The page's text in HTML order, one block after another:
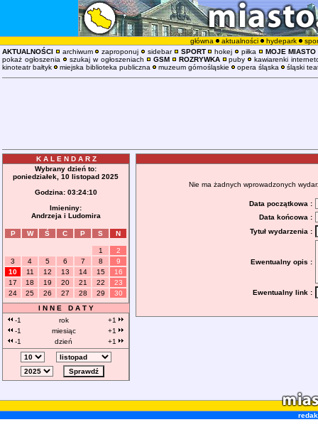
główna aktualności hydepark
AKTUALNOŚCI
archiwum zaproponuj sidebar SPORT hokej piłka
MOJE MIASTO
pokaż ogłoszenia
szukaj w ogłoszeniach GSM ROZRYWKA puby
kawiarenki
kinoteatr bałtyk
miejska biblioteka publiczna muzeum górnośląskie opera śląska śląski
K A L E N D A R Z
Wybrany dzień to:
poniedziałek, 10 listopad 2025
Godzina: 03:24:11
Imieniny:
Andrzeja i Ludomira
P W Ś C P S N
1
2
3
4 5 6 7 8
9
10
11 12 13 14 15
16
17
18 19 20 21 22
23
24
25 26 27 28 29
30
I N N E D A T Y
-1
rok
+1
-1
miesiąc
+1
-1
dzień +1
Nie ma żadnych wprowadzonych
Data początkowa :
Data końcowa :
Tytuł wydarzenia :
Ewentualny opis :
Ewentualny link :